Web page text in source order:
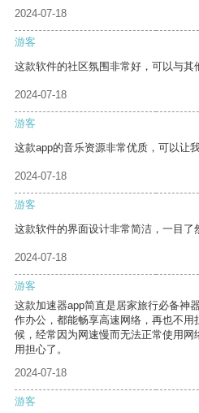
2024-07-18
游客
这款软件的社区氛围非常好，可以与其
2024-07-18
游客
这款app的音乐资源非常优质，可以让
2024-07-18
游客
这款软件的界面设计非常简洁，一目了
2024-07-18
游客
这款加速器app简直是居家旅行必备神
作办公，都能畅享高速网络，再也不
候，经常因为网速慢而无法正常使用网
用担心了。
2024-07-18
游客